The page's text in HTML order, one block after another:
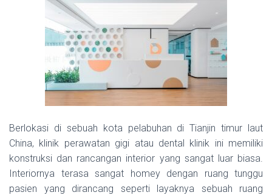
Berlokasi di sebuah kota pelabuhan di Tianjin timur laut
China, klinik perawatan gigi atau dental klinik ini memiliki
konstruksi dan rancangan interior yang sangat luar biasa.
Interiornya terasa sangat homey dengan ruang tunggu
pasien yang dirancang seperti layaknya sebuah ruang